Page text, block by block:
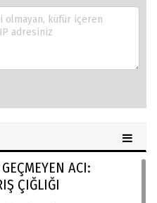
ACI:
ÇIĞLIĞI